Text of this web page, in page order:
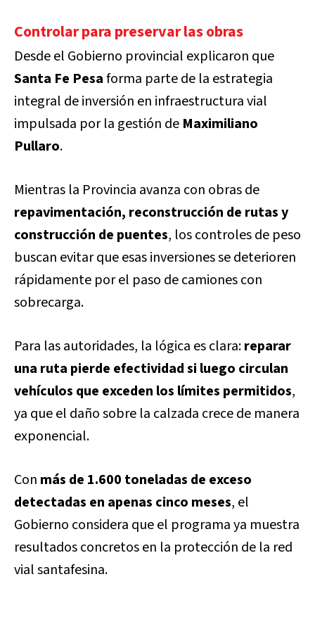
Controlar para preservar las obras
Desde el Gobierno provincial explicaron que
Santa Fe Pesaforma parte de la estrategia
integral de inversión en infraestructura vial
impulsada por la gestión de Maximiliano
Pullaro.
Mientras la Provincia avanza con obras de
repavimentación, reconstrucción de rutas y
construcción de puentes, los controles de peso
buscan evitar que esas inversiones se deterioren
rápidamente por el paso de camiones con
sobrecarga.
Para las autoridades, la lógica es clara:reparar
una ruta pierde efectividad si luego circulan
vehículos que exceden los límites permitidos,
ya que el daño sobre la calzada crece de manera
exponencial.
Con más de 1.600 toneladas de exceso
detectadas en apenas cinco meses, el
Gobierno considera que el programa ya muestra
resultados concretos en la protección de la red
vial santafesina.